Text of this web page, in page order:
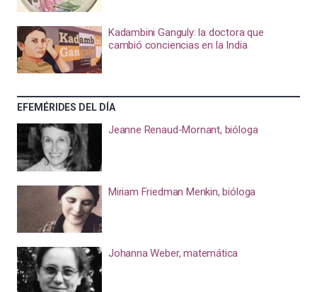
Kadambini Ganguly: la doctora que
cambió conciencias en la India
EFEMÉRIDES DEL DÍA
Jeanne Renaud-Mornant, bióloga
Miriam Friedman Menkin, bióloga
Johanna Weber, matemática